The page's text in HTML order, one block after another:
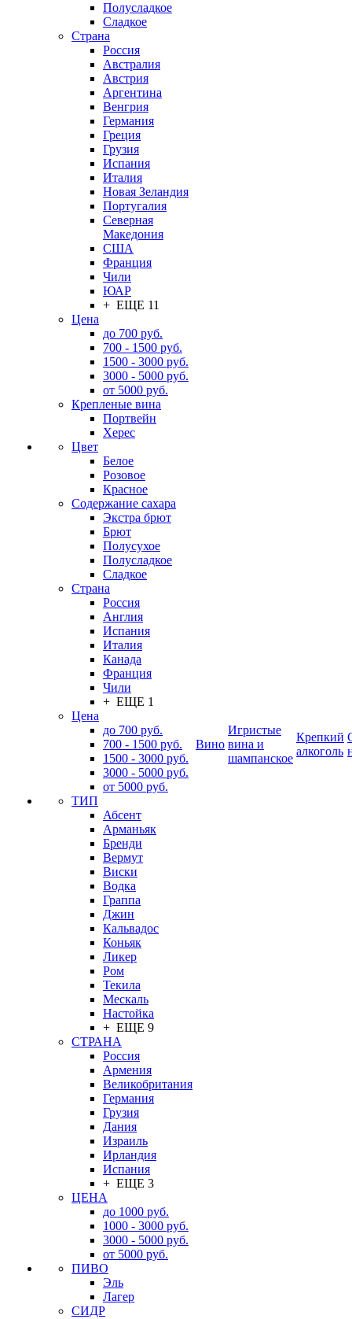
Полусладкое
Сладкое
Страна
Россия
Австралия
Австрия
Аргентина
Венгрия
Германия
Греция
Грузия
Испания
Италия
Новая Зеландия
Португалия
Северная
Македония
США
Франция
Чили
ЮАР
+ ЕЩЕ 11
Цена
до 700 руб.
700 - 1500 руб.
1500 - 3000 руб.
3000 - 5000 руб.
от 5000 руб.
Крепленые вина
Портвейн
Херес
Цвет
Белое
Розовое
Красное
Содержание сахара
Экстра брют
Брют
Полусухое
Полусладкое
Сладкое
Страна
Россия
Англия
Испания
Италия
Канада
Франция
Чили
+ ЕЩЕ 1
Цена
до 700 руб.
700 - 1500 руб.
1500 - 3000 руб.
3000 - 5000 руб.
от 5000 руб.
ТИП
Абсент
Арманьяк
Бренди
Вермут
Виски
Водка
Граппа
Джин
Кальвадос
Коньяк
Ликер
Ром
Текила
Мескаль
Настойка
+ ЕЩЕ 9
СТРАНА
Россия
Армения
Великобритания
Германия
Грузия
Дания
Израиль
Ирландия
Испания
+ ЕЩЕ 3
ЦЕНА
до 1000 руб.
1000 - 3000 руб.
3000 - 5000 руб.
от 5000 руб.
ПИВО
Эль
Лагер
СИДР
Вино
Игристые
вина и
шампанское
Крепкий
алкоголь